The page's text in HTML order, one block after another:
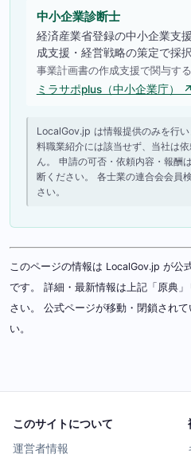
中小企業診断士
経済産業省登録の中小企業支
成支援・経営戦略の策定で採
事業計画書の作成支援で関与す
ミラサポplus（中小企業庁） ↗
LocalGov.jp は情報提供のみを行
料職業紹介には該当せず、当社は
ん。 申請の可否・依頼内容・報酬
断ください。 各士業の連合会会員
さい。
このページの情報は LocalGov.jp が公
です。 詳細・最新情報は上記「原典
さい。 公式ページが移動・閉鎖されて
い。
このサイトについて
運営者情報